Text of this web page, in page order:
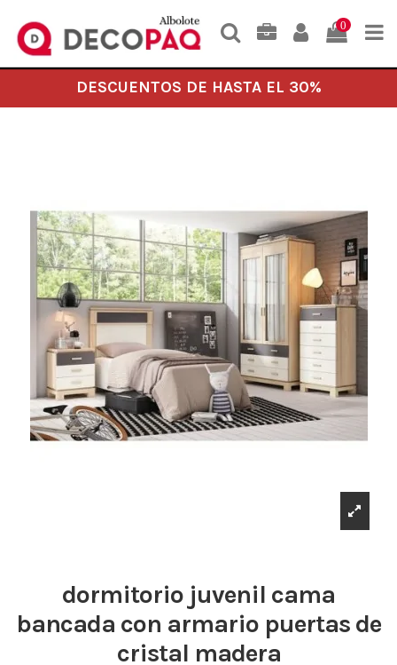
0
DESCUENTOS DE HASTA EL 30%
dormitorio juvenil cama
bancada con armario puertas de
cristal madera